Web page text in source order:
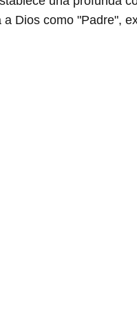
Dios como "Padre",